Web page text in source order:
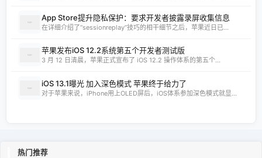
App Store提升隐私保护：要求开发者披露录屏收集信息
在详细介绍了“sessionreplay”技巧的相干细节之后，苹果近日已...
苹果发布iOS 12.2系统第五个开发者测试版
3 月 12 日清晨，苹果正式宣布了 iOS 12.2 操作体系的第五个...
iOS 13.1曝光 加入深色模式 苹果终于给力了
对于苹果来说，iPhone用上OLED屏后，iOS体系参加深色模式就显...
热门推荐